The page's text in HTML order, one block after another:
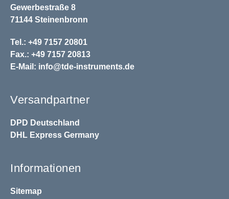
Gewerbestraße 8
71144 Steinenbronn
Tel.: +49 7157 20801
Fax.: +49 7157 20813
E-Mail: info@tde-instruments.de
Versandpartner
DPD Deutschland
DHL Express Germany
Informationen
Sitemap